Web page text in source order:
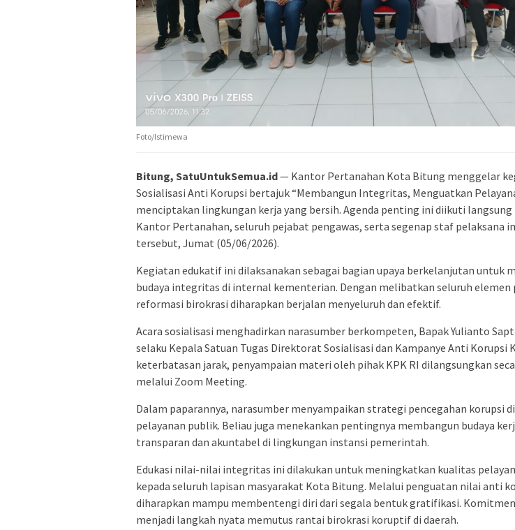
Foto/Istimewa
Bitung, SatuUntukSemua.id— Kantor Pertanahan Kota Bitung menggelar
Sosialisasi Anti Korupsi bertajuk “Membangun Integritas, Menguatkan
menciptakan lingkungan kerja yang bersih. Agenda penting ini diikuti langsung
Kantor Pertanahan, seluruh pejabat pengawas, serta segenap staf pelaksana
tersebut, Jumat (05/06/2026).
Kegiatan edukatif ini dilaksanakan sebagai bagian upaya berkelanjutan untuk
budaya integritas di internal kementerian. Dengan melibatkan seluruh elemen
reformasi birokrasi diharapkan berjalan menyeluruh dan efektif.
Acara sosialisasi menghadirkan narasumber berkompeten, Bapak Yulianto
selaku Kepala Satuan Tugas Direktorat Sosialisasi dan Kampanye Anti Korupsi
keterbatasan jarak, penyampaian materi oleh pihak KPK RI dilangsungkan
melalui Zoom Meeting.
Dalam paparannya, narasumber menyampaikan strategi pencegahan korupsi
pelayanan publik. Beliau juga menekankan pentingnya membangun budaya
transparan dan akuntabel di lingkungan instansi pemerintah.
Edukasi nilai-nilai integritas ini dilakukan untuk meningkatkan kualitas
kepada seluruh lapisan masyarakat Kota Bitung. Melalui penguatan nilai anti
diharapkan mampu membentengi diri dari segala bentuk gratifikasi.
menjadi langkah nyata memutus rantai birokrasi koruptif di daerah.